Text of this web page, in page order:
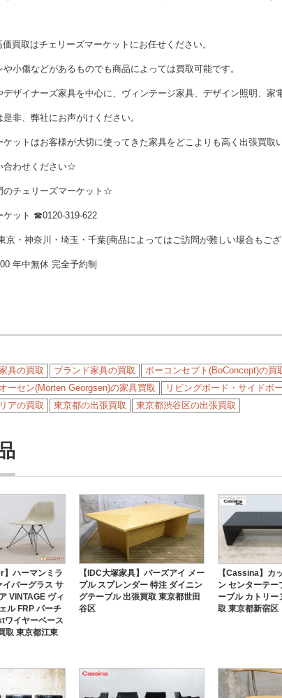
買取はチェリーズマーケットにお任せください。
小傷などがあるものでも商品によっては買取可能です。
デザイナーズ家具を中心に、ヴィンテージ家具、デザイン照明、家
非、弊社にお声がけください。
ットはお客様が大切に使ってきた家具をどこよりも高く出張買取
合わせください☆
チェリーズマーケット☆
ケット ☎︎0120-319-622
京・神奈川・埼玉・千葉(商品によってはご訪問が難しい場合もご
年中無休 完全予約制
具の買取 ブランド家具の買取
ボーコンセプト(BoConcept)の買
ーセン(Morten Georgsen)の家具買取
リビングボード・サイドボ
アの買取
東京都の出張買取 東京都渋谷区の出張買取
】ハーマンミラ
イバーグラス サ
VINTAGE ヴィ
ル FRP パーチ
ワイヤーベース
取 東京都江東
【IDC大塚家具】バーズアイ メー
プル スプレンダー 特注 ダイニン
グテーブル 出張買取 東京都世田
谷区
【Cassina】カ
ン センターテー
ーブル カトリー
取 東京都新宿区